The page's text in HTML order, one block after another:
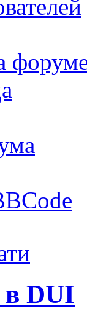
DUI